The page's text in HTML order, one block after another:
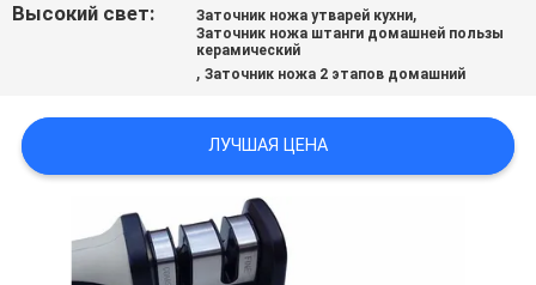
СЛУЧАИ
ЦИТАТУ
КАРТА
САЙТА
Высокий свет: Заточник ножа утварей кухни,
Заточник ножа штанги домашней пользы
керамический
,Заточник ножа 2 этапов домашний
ЛУЧШАЯ ЦЕНА